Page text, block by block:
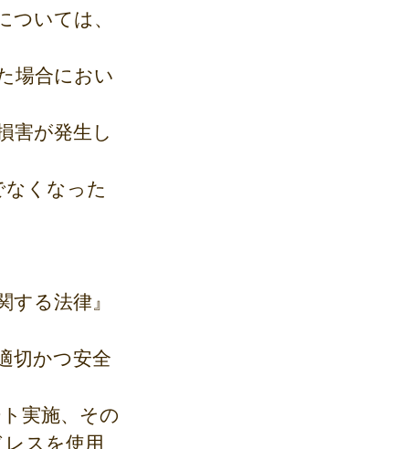
いては、
場合におい
害が発生し
くなった
る法律』
切かつ安全
実施、その
スを使用